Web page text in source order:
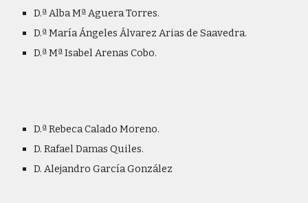
D.ª Alba Mª Aguera Torres.
D.ª María Ángeles Álvarez Arias de Saavedra.
D.ª Mª Isabel Arenas Cobo.
D.ª Rebeca Calado Moreno.
D. Rafael Damas Quiles.
D. Alejandro García González